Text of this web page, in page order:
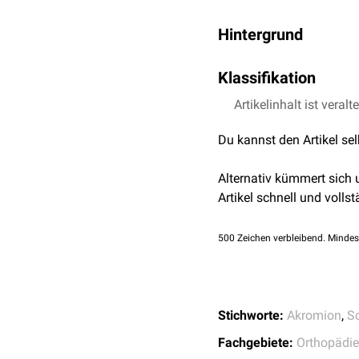
Hintergrund
Später wurde die
acromioclavicularenicht
Klassifikation
Typ 1 (ca. 12 %):
Typ 3 (ca. 29 %):
Typ 3 nach Bigliani
Artikelinhalt ist
Du kannst den Artikel
Alternativ kümmert sich
Artikel schnell und
500 Zeichen verbleibend.
Stichworte: Akromion,
Fachgebiete: Orthopädie